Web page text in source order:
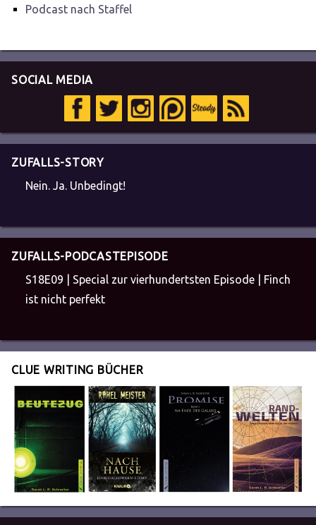
Podcast nach Staffel
SOCIAL MEDIA
ZUFALLS-STORY
Nein. Ja. Unbedingt!
ZUFALLS-PODCASTEPISODE
S18E09 | Special zur vierhundertsten Episode | Finch
ist nicht perfekt
CLUE WRITING BÜCHER